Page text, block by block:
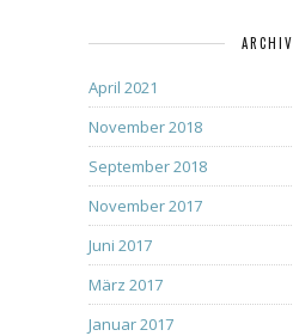
ARCHIV
April 2021
November 2018
September 2018
November 2017
Juni 2017
März 2017
Januar 2017